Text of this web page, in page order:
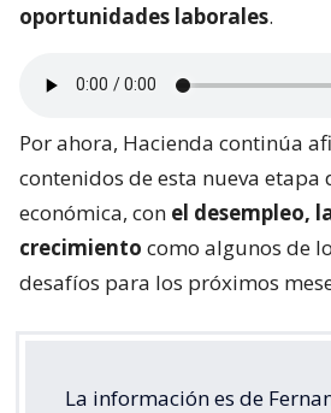
oportunidades laborales.
Por ahora, Hacienda continúa
contenidos de esta nueva etapa
económica, con el desempleo,
crecimiento como algunos de
desafíos para los próximos
La información es de